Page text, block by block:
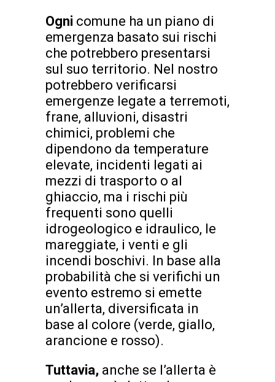
Ogni comune ha un piano di
emergenza basato sui rischi
che potrebbero presentarsi
sul suo territorio. Nel nostro
potrebbero verificarsi
emergenze legate a terremoti,
frane, alluvioni, disastri
chimici, problemi che
dipendono da temperature
elevate, incidenti legati ai
mezzi di trasporto o al
ghiaccio, ma i rischi più
frequenti sono quelli
idrogeologico e idraulico, le
mareggiate, i venti e gli
incendi boschivi. In base alla
probabilità che si verifichi un
evento estremo si emette
un’allerta, diversificata in
base al colore (verde, giallo,
arancione e rosso).
Tuttavia, anche se l’allerta è